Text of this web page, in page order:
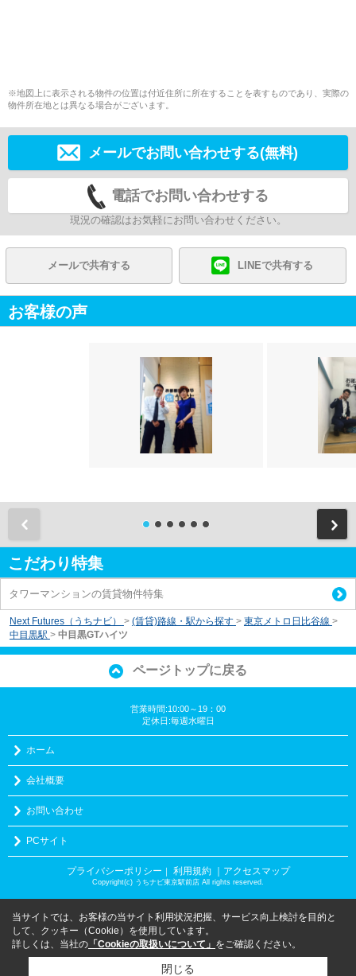
※地図上に表示される物件の位置は付近住所に所在することを表すものであり、実際の
物件所在地とは異なる場合がございます。
メールでお問い合わせする(無料)
電話でお問い合わせする
現況の確認はお気軽にお問い合わせください。
メールで共有する LINEで共有する
お客様の声
こだわり特集
タワーマンションの賃貸物件特集
Next Futures（うちナビ） > (賃貸)路線・駅から探す > 東京メトロ日比谷線 >
中目黒駅 > 中目黒GTハイツ
ページトップに戻る
営業時間:10:00～19：00
定休日:毎週水曜日
ホーム
会社概要
お問い合わせ
PCサイト
プライバシーポリシー 利用規約 ｜アクセスマップ
Copyright(c) うちナビ東京駅前店 All rights reserved.
当サイトでは、お客様の当サイト利用状況把握、サービス向上検討を目的と
して、クッキー（Cookie）を使用しています。
詳しくは、当社の 「Cookieの取扱いについて」 をご確認ください。
閉じる